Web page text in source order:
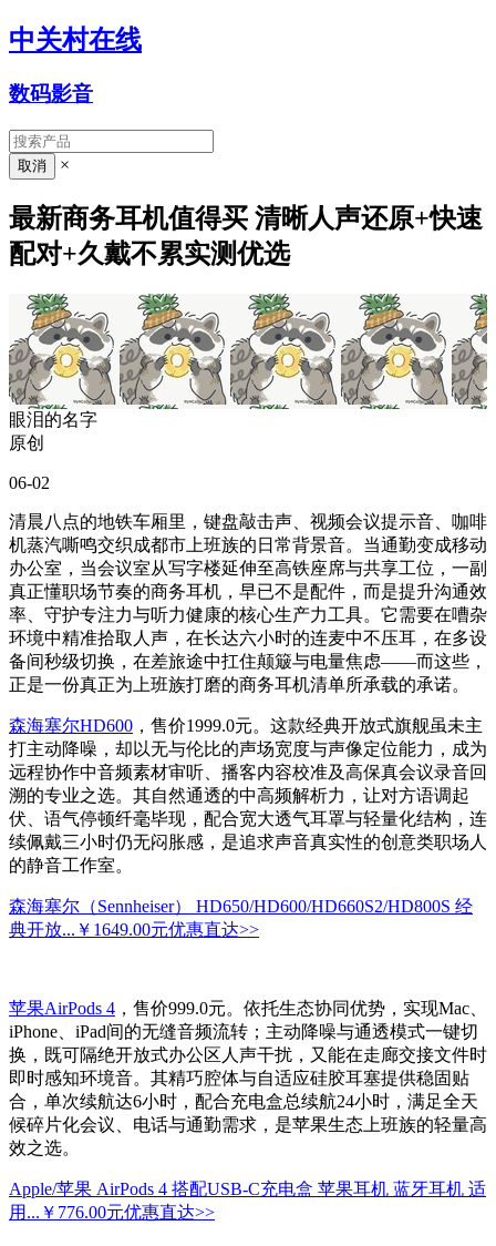
中关村在线
数码影音
×
最新商务耳机值得买 清晰人声还原+快速
配对+久戴不累实测优选
眼泪的名字
原创
06-02
清晨八点的地铁车厢里，键盘敲击声、视频会议提示音、咖啡
机蒸汽嘶鸣交织成都市上班族的日常背景音。当通勤变成移动
办公室，当会议室从写字楼延伸至高铁座席与共享工位，一副
真正懂职场节奏的商务耳机，早已不是配件，而是提升沟通效
率、守护专注力与听力健康的核心生产力工具。它需要在嘈杂
环境中精准拾取人声，在长达六小时的连麦中不压耳，在多设
备间秒级切换，在差旅途中扛住颠簸与电量焦虑——而这些，
正是一份真正为上班族打磨的商务耳机清单所承载的承诺。
森海塞尔HD600 ，售价1999.0元。这款经典开放式旗舰虽未主
打主动降噪，却以无与伦比的声场宽度与声像定位能力，成为
远程协作中音频素材审听、播客内容校准及高保真会议录音回
溯的专业之选。其自然通透的中高频解析力，让对方语调起
伏、语气停顿纤毫毕现，配合宽大透气耳罩与轻量化结构，连
续佩戴三小时仍无闷胀感，是追求声音真实性的创意类职场人
的静音工作室。
森海塞尔（Sennheiser） HD650/HD600/HD660S2/HD800S 经
典开放... ￥1649.00元优惠直达>>
苹果AirPods 4 ，售价999.0元。依托生态协同优势，实现Mac、
iPhone、iPad间的无缝音频流转；主动降噪与通透模式一键切
换，既可隔绝开放式办公区人声干扰，又能在走廊交接文件时
即时感知环境音。其精巧腔体与自适应硅胶耳塞提供稳固贴
合，单次续航达6小时，配合充电盒总续航24小时，满足全天
候碎片化会议、电话与通勤需求，是苹果生态上班族的轻量高
效之选。
Apple/苹果 AirPods 4 搭配USB-C充电盒 苹果耳机 蓝牙耳机 适
用... ￥776.00元优惠直达>>